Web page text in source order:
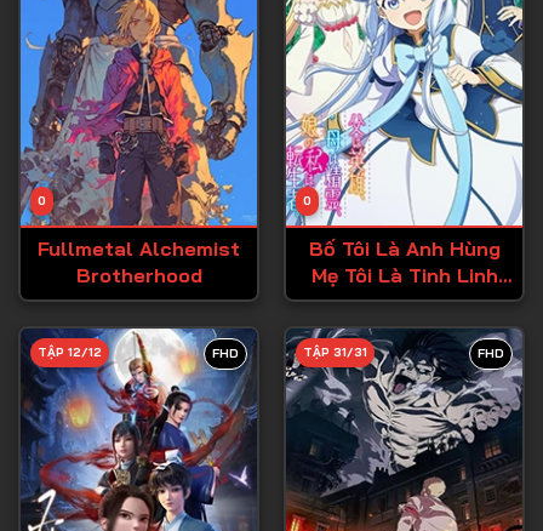
Tập 10
Tập 11
Tập 12
Tập 13
Tập 14
Tập 15
Tập 17
Tập 18
Tập 19
Tập 22
0
Fullmetal Alchemist
Brotherhood
0
Bố Tôi Là Anh Hùng
Mẹ Tôi Là Tinh Linh
Còn Tôi Là Cô Gái
Chuyển Sinh
FHD
TẬP 12/12 FHD
TẬP 31/31